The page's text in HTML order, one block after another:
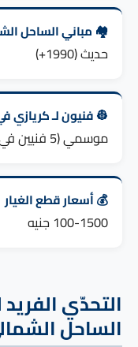
🏘️ مباني الساحل
حديث (1990+)
👷 فنيون لـ كريازي
موسمي (5 فنيين في الصيف)
💰 أسعار قطع الغيار
100-1500 جنيه
التحدّي
الساحل